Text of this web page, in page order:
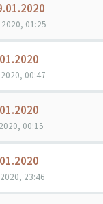
01:25
00:47
00:15
23:46